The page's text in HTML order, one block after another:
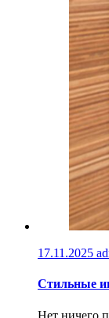
17.11.2025
Стильные
Нет ничего